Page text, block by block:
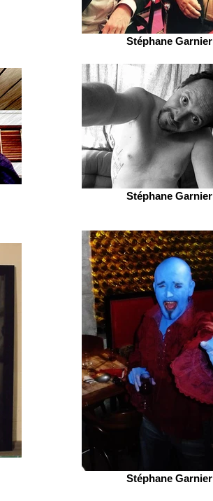
Stéphane Garnier
Stéphane Garnier
Stéphane Garnier